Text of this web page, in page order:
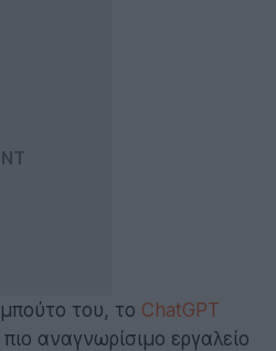
του, το ChatGPT
αναγνωρίσιμο εργαλείο